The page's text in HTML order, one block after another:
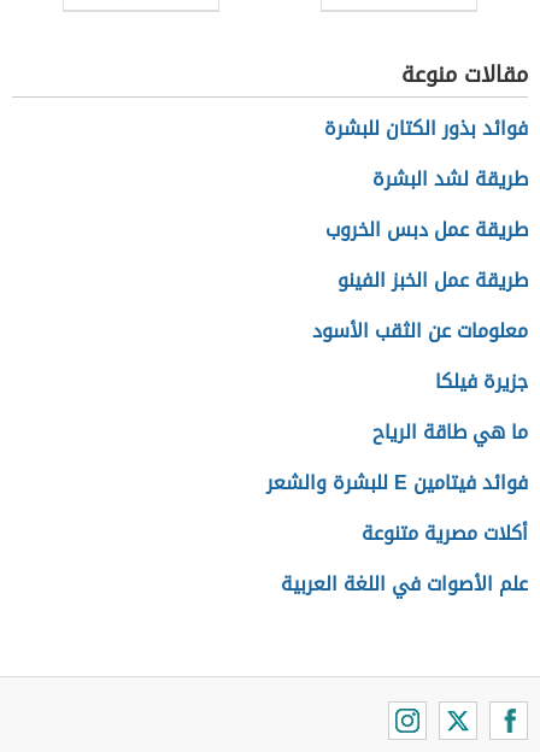
العصر الجاهلي
مقالات منوعة
فوائد بذور الكتان للبشرة
طريقة لشد البشرة
طريقة عمل دبس الخروب
طريقة عمل الخبز الفينو
معلومات عن الثقب الأسود
جزيرة فيلكا
ما هي طاقة الرياح
فوائد فيتامين E للبشرة والشعر
أكلات مصرية متنوعة
علم الأصوات في اللغة العربية